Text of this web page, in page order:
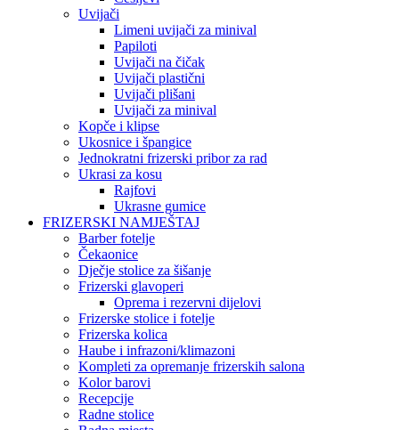
Uvijači
Limeni uvijači za minival
Papiloti
Uvijači na čičak
Uvijači plastični
Uvijači plišani
Uvijači za minival
Kopče i klipse
Ukosnice i špangice
Jednokratni frizerski pribor za rad
Ukrasi za kosu
Rajfovi
Ukrasne gumice
FRIZERSKI NAMJEŠTAJ
Barber fotelje
Čekaonice
Dječje stolice za šišanje
Frizerski glavoperi
Oprema i rezervni dijelovi
Frizerske stolice i fotelje
Frizerska kolica
Haube i infrazoni/klimazoni
Kompleti za opremanje frizerskih salona
Kolor barovi
Recepcije
Radne stolice